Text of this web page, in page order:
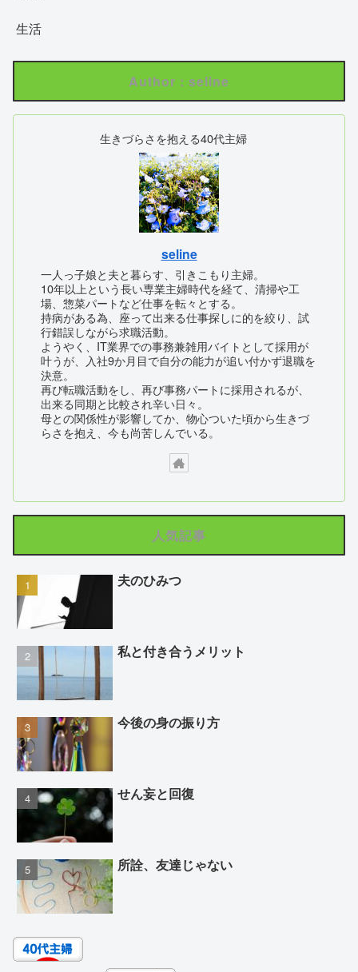
生活
Author : seline
生きづらさを抱える40代主婦
seline
一人っ子娘と夫と暮らす、引きこもり主婦。
10年以上という長い専業主婦時代を経て、清掃や工
場、惣菜パートなど仕事を転々とする。
持病がある為、座って出来る仕事探しに的を絞り、試
行錯誤しながら求職活動。
ようやく、IT業界での事務兼雑用バイトとして採用が
叶うが、入社9か月目で自分の能力が追い付かず退職を
決意。
再び転職活動をし、再び事務パートに採用されるが、
出来る同期と比較され辛い日々。
母との関係性が影響してか、物心ついた頃から生きづ
らさを抱え、今も尚苦しんでいる。
人気記事
夫のひみつ
私と付き合うメリット
今後の身の振り方
せん妄と回復
所詮、友達じゃない